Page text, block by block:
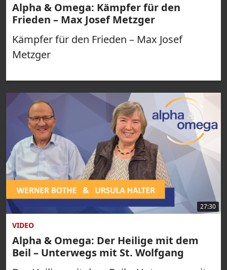
Alpha & Omega: Kämpfer für den
Frieden – Max Josef Metzger
Kämpfer für den Frieden – Max Josef
Metzger
27:30
VIDEO
Alpha & Omega: Der Heilige mit dem
Beil – Unterwegs mit St. Wolfgang